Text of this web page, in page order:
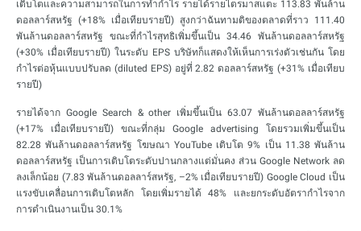
เติบโตและความสามารถในการทำกำไร รายได้รายไตรมาสแตะ 113.83 พันล้าน
ดอลลาร์สหรัฐ (+18% เมื่อเทียบรายปี) สูงกว่าฉันทามติของตลาดที่ราว 111.40
พันล้านดอลลาร์สหรัฐ ขณะที่กำไรสุทธิเพิ่มขึ้นเป็น 34.46 พันล้านดอลลาร์สหรัฐ
(+30% เมื่อเทียบรายปี) ในระดับ EPS บริษัทก็แสดงให้เห็นการเร่งตัวเช่นกัน โดย
กำไรต่อหุ้นแบบปรับลด (diluted EPS) อยู่ที่ 2.82 ดอลลาร์สหรัฐ (+31% เมื่อเทียบ
รายปี)
รายได้จาก Google Search & other เพิ่มขึ้นเป็น 63.07 พันล้านดอลลาร์สหรัฐ
(+17% เมื่อเทียบรายปี) ขณะที่กลุ่ม Google advertising โดยรวมเพิ่มขึ้นเป็น
82.28 พันล้านดอลลาร์สหรัฐ โฆษณา YouTube เติบโต 9% เป็น 11.38 พันล้าน
ดอลลาร์สหรัฐ เป็นการเติบโตระดับปานกลางแต่มั่นคง ส่วน Google Network ลด
ลงเล็กน้อย (7.83 พันล้านดอลลาร์สหรัฐ, –2% เมื่อเทียบรายปี) Google Cloud เป็น
แรงขับเคลื่อนการเติบโตหลัก โดยเพิ่มรายได้ 48% และยกระดับอัตรากำไรจาก
การดำเนินงานเป็น 30.1%